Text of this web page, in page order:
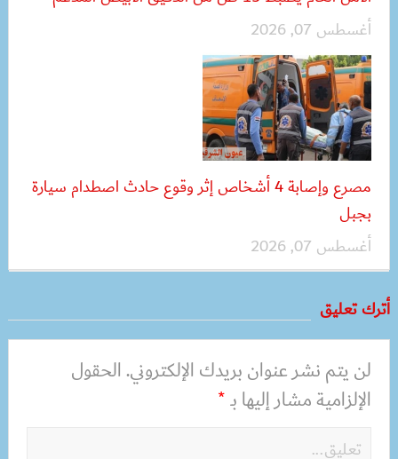
أغسطس 07, 2026
مصرع وإصابة 4 أشخاص إثر وقوع حادث اصطدام سيارة
بجبل
أغسطس 07, 2026
أترك تعليق
لن يتم نشر عنوان بريدك الإلكتروني.الحقول
الإلزامية مشار إليها بـ*